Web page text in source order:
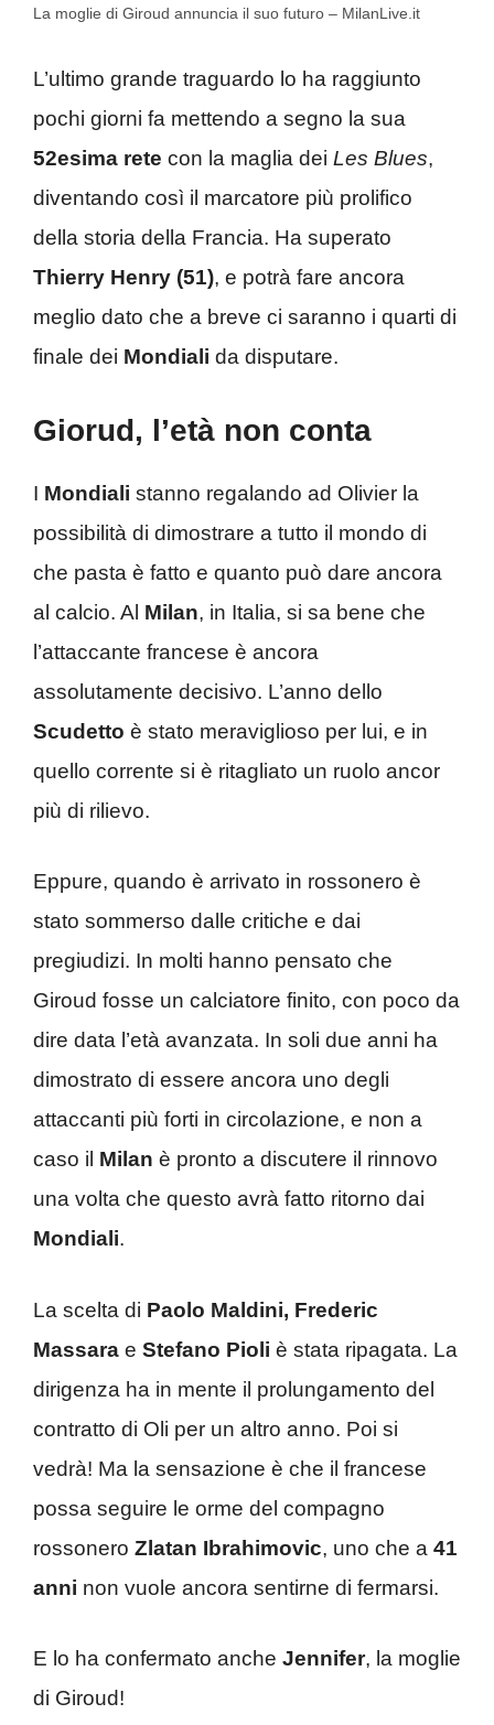
La moglie di Giroud annuncia il suo futuro – MilanLive.it
L’ultimo grande traguardo lo ha raggiunto
pochi giorni fa mettendo a segno la sua
52esima rete con la maglia dei Les Blues,
diventando così il marcatore più prolifico
della storia della Francia. Ha superato
Thierry Henry (51), e potrà fare ancora
meglio dato che a breve ci saranno i quarti di
finale dei Mondiali da disputare.
Giorud, l’età non conta
I Mondiali stanno regalando ad Olivier la
possibilità di dimostrare a tutto il mondo di
che pasta è fatto e quanto può dare ancora
al calcio. Al Milan, in Italia, si sa bene che
l’attaccante francese è ancora
assolutamente decisivo. L’anno dello
Scudetto è stato meraviglioso per lui, e in
quello corrente si è ritagliato un ruolo ancor
più di rilievo.
Eppure, quando è arrivato in rossonero è
stato sommerso dalle critiche e dai
pregiudizi. In molti hanno pensato che
Giroud fosse un calciatore finito, con poco da
dire data l’età avanzata. In soli due anni ha
dimostrato di essere ancora uno degli
attaccanti più forti in circolazione, e non a
caso il Milan è pronto a discutere il rinnovo
una volta che questo avrà fatto ritorno dai
Mondiali.
La scelta di Paolo Maldini, Frederic
Massara e Stefano Pioli è stata ripagata. La
dirigenza ha in mente il prolungamento del
contratto di Oli per un altro anno. Poi si
vedrà! Ma la sensazione è che il francese
possa seguire le orme del compagno
rossonero Zlatan Ibrahimovic, uno che a 41
anni non vuole ancora sentirne di fermarsi.
E lo ha confermato anche Jennifer, la moglie
di Giroud!